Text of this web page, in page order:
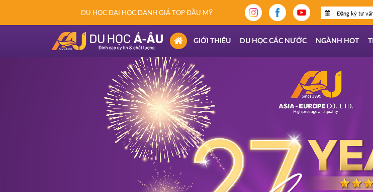
DU HỌC ĐẠI HỌC DANH GIÁ TOP ĐẦU MỸ Đăng ký tư
(CURRENT)
GIỚI THIỆU DU HỌC CÁC NƯỚC NGÀNH HOT